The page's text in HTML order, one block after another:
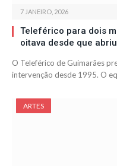
7 JANEIRO, 2026
Teleférico para dois
oitava desde que abriu
O Teleférico de Guimarães
intervenção desde 1995. O
ARTES